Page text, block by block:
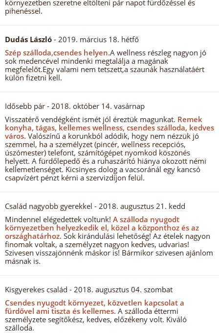
környezetben szeretne eltölteni pár napot fürdőzéssel és
pihenéssel.
Dudás László - 2019. március 18. hétfő
Szép szálloda,csendes helyen.A wellness részleg nagyon jó
sok medencével mindenki megtalálja a magának
megfelelőt.Egy valami nem tetszett,a szaunák használatáért
külön fizetni kell.
Idősebb pár - 2018. október 14. vasárnap
Visszatérő vendégként ismét jól éreztük magunkat. Remek
konyha, tágas, kellemes wellness, csendes szálloda, kedves
város. Valószínű a korunkból adódik, hogy nem nézzük jó
szemmel, ha a személyzet (pincér, wellness recepciós,
úszómester) telefont, számítógépet nyomkod köszönés
helyett. A fürdőlepedő és a ruhaszárító hiánya okozott némi
kellemetlenséget. Kicsinyes dolog a vacsoránál egy kancsó
csapvízért pénzt kérni a szervizdíjon felül.
Család nagyobb gyerekkel - 2018. augusztus 21. kedd
Mindennel elégedettek voltunk! A szálloda nyugodt
környezetben helyezkedik el, közel a központhoz és az
országhatárhoz. Sok kirándulási lehetőség! Az ételek nagyon
finomak voltak, a személyzet nagyon kedves, udvarias!
Szivesen visszajönnénk máskor is! Bármikor szivesen ajánlom
másnak is.
Kisgyerekes család - 2018. augusztus 04. szombat
Csendes nyugodt környezet, közvetlen kapcsolat a
fürdővel ami tiszta és kellemes. A szálloda éttermi
személyzete segítőkész, kedves, előzékeny volt. Kiváló
szálloda.